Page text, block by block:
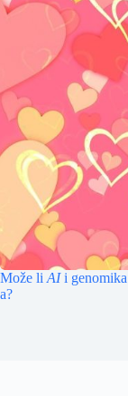
Može li AIi
a?